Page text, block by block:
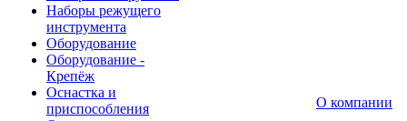
Наборы режущего
инструмента
Оборудование
Оборудование -
Крепёж
Оснастка и
приспособления
О компании